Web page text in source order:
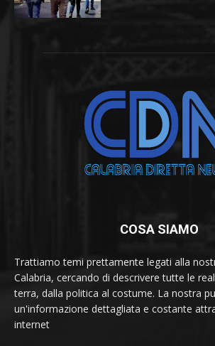
COSA SIAMO
Trattiamo temi prettamente legati alla
Calabria, cercando di descrivere tutte le
terra, dalla politica al costume. La nostra
un'informazione dettagliata e costante
internet